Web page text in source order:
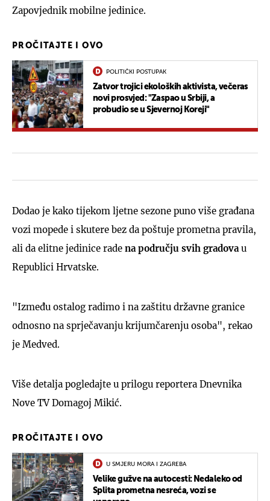
Zapovjednik mobilne jedinice.
PROČITAJTE I OVO
POLITIČKI POSTUPAK
Zatvor trojici ekoloških aktivista, večeras
novi prosvjed: "Zaspao u Srbiji, a
probudio se u Sjevernoj Koreji"
Dodao je kako tijekom ljetne sezone puno više građana
vozi mopede i skutere bez da poštuje prometna pravila,
ali da elitne jedinice rade na području svih gradova u
Republici Hrvatske.
"Između ostalog radimo i na zaštitu državne granice
odnosno na sprječavanju krijumčarenju osoba", rekao
je Medved.
Više detalja pogledajte u prilogu reportera Dnevnika
Nove TV Domagoj Mikić.
PROČITAJTE I OVO
U SMJERU MORA I ZAGREBA
Velike gužve na autocesti: Nedaleko od
Splita prometna nesreća, vozi se